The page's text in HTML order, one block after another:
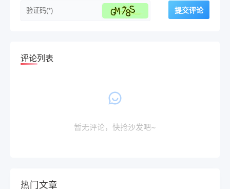
评论列表
暂无评论，快抢沙发吧~
热门文章